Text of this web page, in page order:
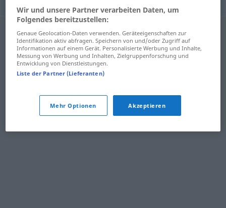
Wir und unsere Partner verarbeiten Daten, um
Folgendes bereitzustellen:
Genaue Geolocation-Daten verwenden. Geräteeigenschaften zur
Identifikation aktiv abfragen. Speichern von und/oder Zugriff auf
Informationen auf einem Gerät. Personalisierte Werbung und Inhalte,
Messung von Werbung und Inhalten, Zielgruppenforschung und
Entwicklung von Dienstleistungen.
Liste der Partner (Lieferanten)
Mehr Optionen Akzeptieren